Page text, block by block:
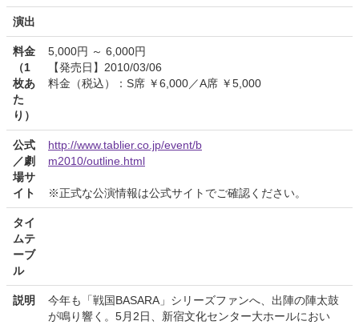
演出
料金
（1
枚あ
た
り）
5,000円 ～ 6,000円
【発売日】2010/03/06
料金（税込）：S席 ￥6,000／A席 ￥5,000
公式
／劇
場サ
イト
http://www.tablier.co.jp/event/b
m2010/outline.html
※正式な公演情報は公式サイトでご確認ください。
タイ
ムテ
ーブ
ル
説明
今年も「戦国BASARA」シリーズファンへ、出陣の陣太鼓
が鳴り響く。5月2日、新宿文化センター大ホールにおい